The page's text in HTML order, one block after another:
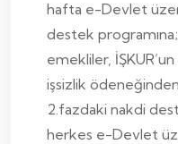
hafta e-Devlet
destek
emekliler,
işsizlik
2.fazdaki nakdi
herkes e-Devlet